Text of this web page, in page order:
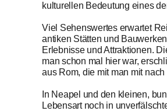
kulturellen Bedeutung eines
Viel Sehenswertes erwartet
antiken Stätten und
Erlebnisse und Attraktionen.
man schon mal hier war,
aus Rom, die mit man mit
In Neapel und den kleinen,
Lebensart noch in